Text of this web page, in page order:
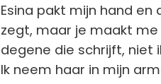
Esina pakt mijn hand en
zegt, maar je maakt me
degene die schrijft, niet
Ik neem haar in mijn